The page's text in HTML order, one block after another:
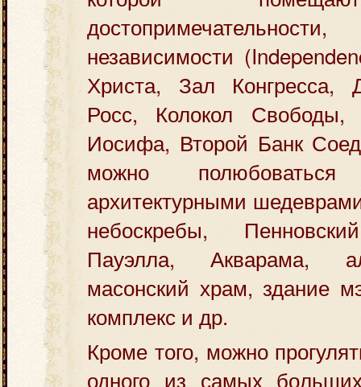
независимости
Христа, Зал Конгресса,
Росс, Колокол Свободы,
Иосифа, Второй Банк
можно полюбоваться
архитектурными
небоскребы,
Пауэлла, Акварама,
масонский храм, здание
комплекс и др.
Кроме того, можно
одного из самых